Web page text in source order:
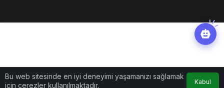
Bu web sitesinde en iyi deneyimi yaşamanızı sağlamak
için çerezler kullanılmaktadır.
Kabul
casino
siteleri
vdcasino
salça